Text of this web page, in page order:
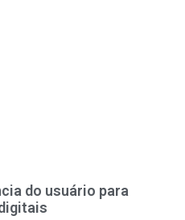
do usuário para